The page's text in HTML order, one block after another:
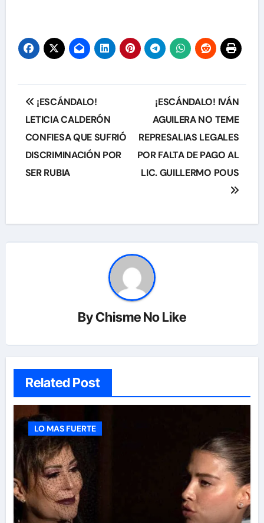
Navegación
de
entradas
¡ESCÁNDALO!
LETICIA CALDERÓN
CONFIESA QUE SUFRIÓ
DISCRIMINACIÓN POR
SER RUBIA
¡ESCÁNDALO! IVÁN
AGUILERA NO TEME
REPRESALIAS LEGALES
POR FALTA DE PAGO AL
LIC. GUILLERMO POUS
ByChisme No Like
Related Post
LO MAS FUERTE